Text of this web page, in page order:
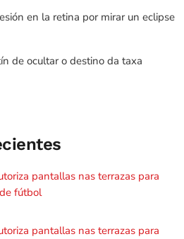
en la retina por mirar un eclipse
de ocultar o destino da taxa
pantallas nas terrazas para
fútbol
pantallas nas terrazas para